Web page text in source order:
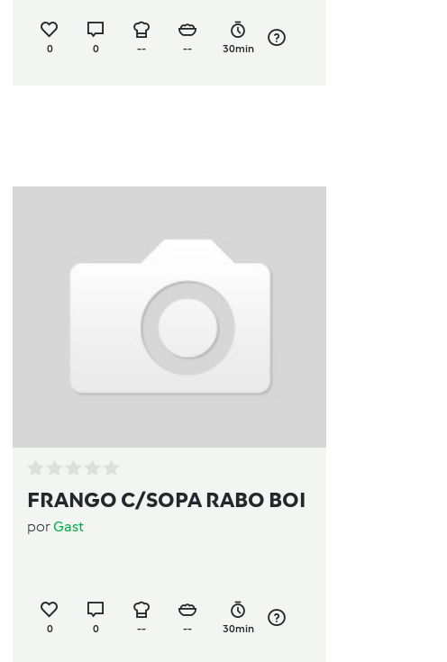
0 0 -- -- 30min
FRANGO C/SOPA RABO BOI
porGast
0 0 -- -- 30min